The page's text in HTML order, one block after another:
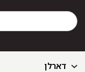
דארלן